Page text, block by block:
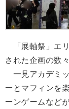
「展軸祭」エ
された企画の数
一見アカデミ
ーとマフィンを
ーンゲームなど